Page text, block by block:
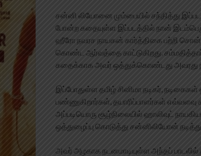
சன்னி லியோனை மும்பையில் சந்தித்து
போன்ற கதையுள்ள இப்படத்தில் நான்
ஹீரோ நவரச நாயகன் கார்த்திகை பற்றி
கொண்ட ஆர்வத்தை காட்டுகிறது.
கதைக்காக அவர் ஒத்துக்கொண்டது அவரது
இப்போதுள்ள தமிழ் சினிமா நடிகர், நடிகைகள்
பண்ணுகிறார்கள், தயாரிப்பாளர்கள் எவ்வளவு
அப்படியொரு சூழ்நிலையில் ஹாலிவுட்
ஒத்துழைப்பு கொடுத்து சன்னிலியோன்
அவர் அழகாக நடனமாடியுள்ள அந்தப் பாடலில்